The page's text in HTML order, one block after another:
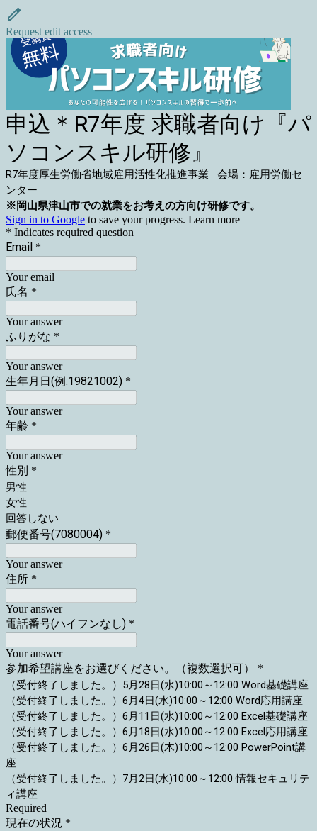
Request edit access
申込＊R7年度 求職者向け『パ
ソコンスキル研修』
R7年度厚生労働省地域雇用活性化推進事業 会場：雇用労働セ
ンター
※岡山県津山市での就業をお考えの方向け研修です。
Sign in to Google to save your progress. Learn more
* Indicates required question
Email *
Your email
氏名 *
Your answer
ふりがな *
Your answer
生年月日(例:19821002) *
Your answer
年齢 *
Your answer
性別 *
男性
女性
回答しない
郵便番号(7080004) *
Your answer
住所 *
Your answer
電話番号(ハイフンなし) *
Your answer
参加希望講座をお選びください。（複数選択可） *
（受付終了しました。）5月28日(水)10:00～12:00 Word基礎講座
（受付終了しました。）6月4日(水)10:00～12:00 Word応用講座
（受付終了しました。）6月11日(水)10:00～12:00 Excel基礎講座
（受付終了しました。）6月18日(水)10:00～12:00 Excel応用講座
（受付終了しました。）6月26日(木)10:00～12:00 PowerPoint講
座
（受付終了しました。）7月2日(水)10:00～12:00 情報セキュリテ
ィ講座
Required
現在の状況 *